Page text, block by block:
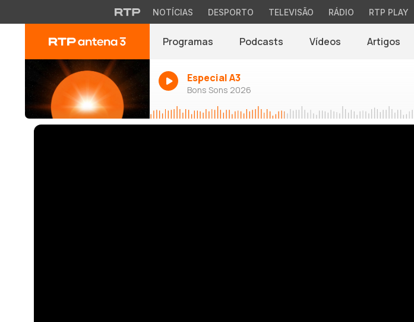
NOTÍCIAS DESPORTO TELEVISÃO RÁDIO RTP PLAY
Programas Podcasts Vídeos Artigos
Especial A3
Bons Sons 2026